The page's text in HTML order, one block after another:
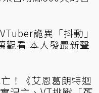
詭異「抖動」
觀看 本人發最新聲
！《艾恩葛朗特迴